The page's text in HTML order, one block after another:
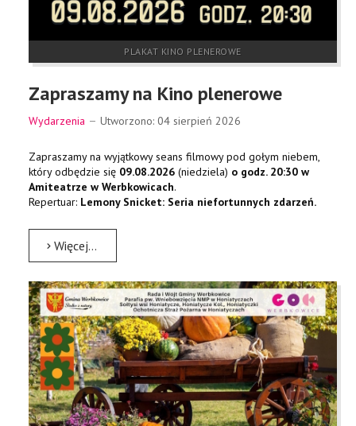
PLAKAT KINO PLENEROWE
Zapraszamy na Kino plenerowe
Wydarzenia Utworzono: 04 sierpień 2026
Zapraszamy na wyjątkowy seans filmowy pod gołym niebem,
który odbędzie się 09.08.2026 (niedziela) o godz. 20:30 w
Amiteatrze w Werbkowicach.
Repertuar: Lemony Snicket: Seria niefortunnych zdarzeń.
Więcej…